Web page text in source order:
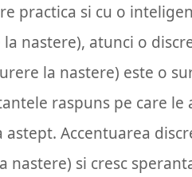
practica si cu o
nastere), atunci o
la nastere) este o
raspuns pe care le
Accentuarea
si cresc